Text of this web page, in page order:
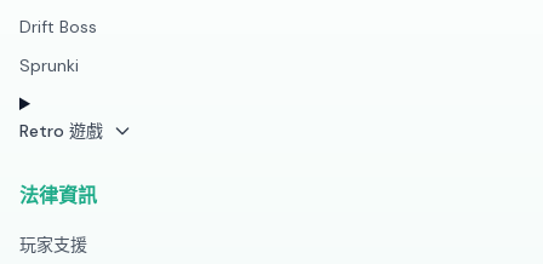
Drift Boss
Sprunki
Retro 遊戲
法律資訊
玩家支援